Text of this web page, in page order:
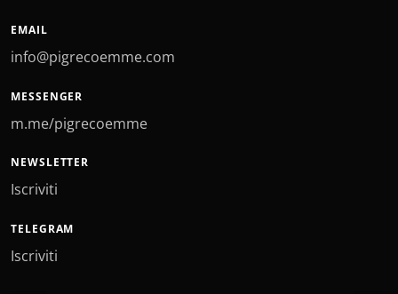
EMAIL
info@pigrecoemme.com
MESSENGER
m.me/pigrecoemme
NEWSLETTER
Iscriviti
TELEGRAM
Iscriviti